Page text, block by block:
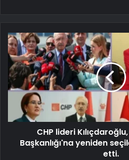
CHP lideri
Başkanlığı'na yeniden
etti.